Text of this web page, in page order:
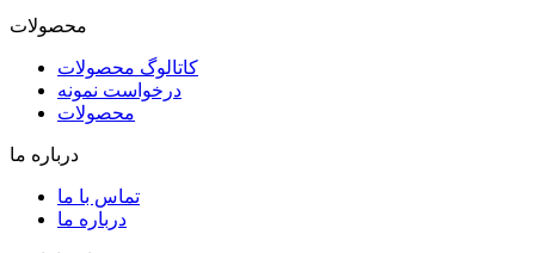
محصولات
کاتالوگ محصولات
درخواست نمونه
محصولات
درباره ما
تماس با ما
درباره ما